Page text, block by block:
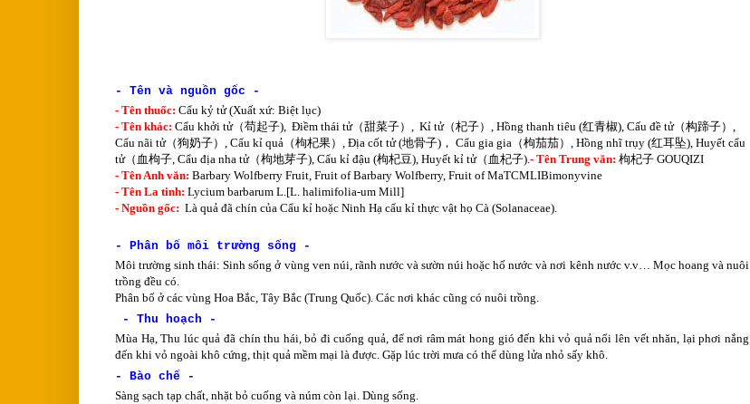
- Tên và nguồn gốc -
- Tên thuốc: Cẩu kỷ tử (Xuất xứ: Biệt lục)
- Tên khác: Cẩu khởi tử（苟起子), Điềm thái tử（甜菜子）, Kỉ tử（杞子）, Hồng thanh tiêu (红青椒), Cấu đề tử（构蹄子）,
Cẩu nãi tử（狗奶子）, Cẩu kỉ quả（枸杞果）, Địa cốt tử (地骨子)， Cẩu gia gia（枸茄茄）, Hồng nhĩ trụy (红耳坠), Huyết cẩu
tử（血枸子, Cẩu địa nha tử（枸地芽子), Cẩu kỉ đậu (枸杞豆), Huyết kỉ tử（血杞子).- Tên Trung văn: 枸杞子 GOUQIZI
- Tên Anh văn: Barbary Wolfberry Fruit, Fruit of Barbary Wolfberry, Fruit of MaTCMLIBimonyvine
- Tên La tinh: Lycium barbarum L.[L. halimifolia-um Mill]
- Nguồn gốc: Là quả đã chín của Cẩu kỉ hoặc Ninh Hạ cẩu kỉ thực vật họ Cà (Solanaceae).
- Phân bố môi trường sống -
Môi trường sinh thái: Sinh sống ở vùng ven núi, rãnh nước và sườn núi hoặc hố nước và nơi kênh nước v.v… Mọc hoang và nuôi
trồng đều có.
Phân bố ở các vùng Hoa Bắc, Tây Bắc (Trung Quốc). Các nơi khác cũng có nuôi trồng.
- Thu hoạch -
Mùa Hạ, Thu lúc quả đã chín thu hái, bỏ đi cuống quả, để nơi râm mát hong gió đến khi vỏ quả nổi lên vết nhăn, lại phơi nắng
đến khi vỏ ngoài khô cứng, thịt quả mềm mại là được. Gặp lúc trời mưa có thể dùng lửa nhỏ sấy khô.
- Bào chế -
Sàng sạch tạp chất, nhặt bỏ cuống và núm còn lại. Dùng sống.